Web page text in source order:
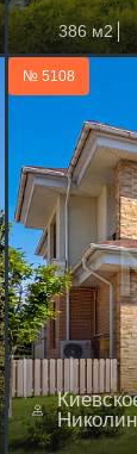
386 м2
№ 5108